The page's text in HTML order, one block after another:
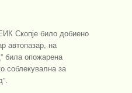
Скопје било добиено
автопазар, на
била опожарена
соблекувална за